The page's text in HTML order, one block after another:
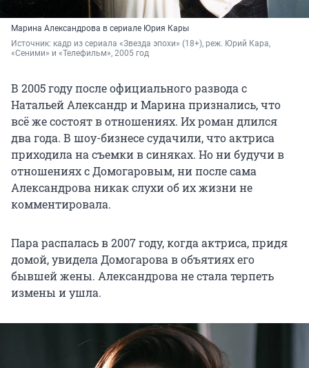
Марина Александрова в сериале Юрия Кары
Источник: кадр из сериала «Звезда эпохи» (18+), реж. Юрий Кара,
«Сеними» и «Телефильм», 2005 год
В 2005 году после официального развода с
Натальей Александр и Марина признались, что
всё же состоят в отношениях. Их роман длился
два года. В шоу-бизнесе судачили, что актриса
приходила на съемки в синяках. Но ни будучи в
отношениях с Домогаровым, ни после сама
Александрова никак слухи об их жизни не
комментировала.
Пара распалась в 2007 году, когда актриса, придя
домой, увидела Домогарова в объятиях его
бывшей жены. Александрова не стала терпеть
измены и ушла.